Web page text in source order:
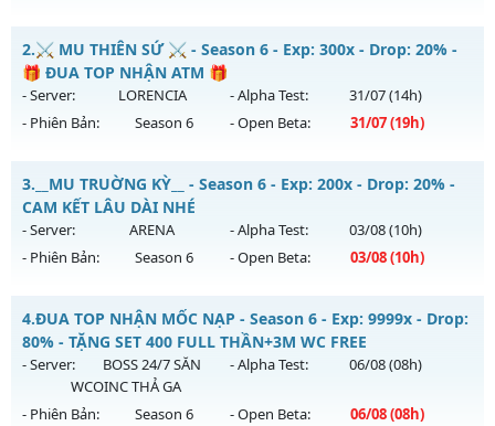
MU Thuật Ma - Săn Boss nhận Xu & Đồ Socket cuối,
Mu mới ra tháng 08 2026 - Mở máy chủ
13h ngày 04/08/2626
Exp: 200x - Drop: 30%
Thể loại: Mu Nguyên bản Webzen
Antihack: VietGuard
2.⚔️ MU THIÊN SỨ ⚔️ - Season 6 - Exp: 300x - Drop: 20% -
🎁 ĐUA TOP NHẬN ATM 🎁
- Server: LORENCIA - Alpha Test: 31/07(14h)
- Phiên Bản:
Season 6 - Open Beta: 31/07(19h)
⚔️ MU THIÊN SỨ ⚔️ - 🎁 ĐUA TOP NHẬN ATM 🎁
Mu mới ra tháng 07 2026 - Mở máy chủ
ngày 31/07/2626
Exp: 300x - Drop: 20%
Thể loại: Mu Nguyên bản Webzen
Antihack: BDCAM
3. __MU TRUỜNG KỲ__ - Season 6 - Exp: 200x - Drop: 20% -
CAM KẾT LÂU DÀI NHÉ
- Server: ARENA - Alpha Test: 03/08(10h)
- Phiên Bản:
Season 6 - Open Beta: 03/08(10h)
__MU TRUỜNG KỲ__ - CAM KẾT LÂU DÀI NHÉ
Mu mới ra tháng 08 2026 - Mở máy chủARENA
ngày 03/08/2626
Exp: 200x - Drop: 20%
4.ĐUA TOP NHẬN MỐC NẠP - Season 6 - Exp: 9999x - Drop:
80% - TẶNG SET 400 FULL THẦN+3M WC FREE
- Server:
BOSS 24/7 SĂN
WCOINC THẢ GA
- Alpha Test: 06/08(08h)
- Phiên Bản: Season 6 - Open Beta: 06/08(08h)